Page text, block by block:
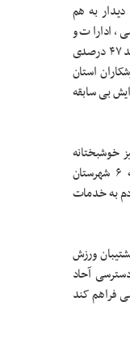
به هم
ادارات و
مجموعه های دولتی و خصوصی برای دستیابی به رشد ۴٧ درصدی
استان
این افزایش بی سابقه
پیشرفت مطلوبی را شاهد هستیم به گونه ای که ۶ شهرستان
مردم به خدمات
ورزش
آحاد
فراهم کند